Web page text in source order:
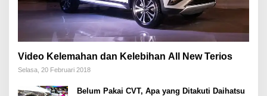
Video Kelemahan dan Kelebihan All New Terios
Selasa, 20 Februari 2018
Belum Pakai CVT, Apa yang Ditakuti Daihatsu